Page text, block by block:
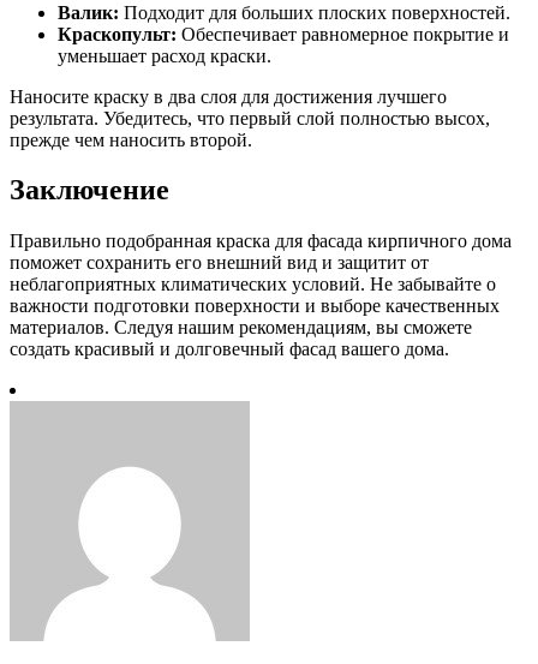
Валик: Подходит для больших плоских поверхностей.
Краскопульт: Обеспечивает равномерное покрытие и
уменьшает расход краски.
Наносите краску в два слоя для достижения лучшего
результата. Убедитесь, что первый слой полностью высох,
прежде чем наносить второй.
Заключение
Правильно подобранная краска для фасада кирпичного дома
поможет сохранить его внешний вид и защитит от
неблагоприятных климатических условий. Не забывайте о
важности подготовки поверхности и выборе качественных
материалов. Следуя нашим рекомендациям, вы сможете
создать красивый и долговечный фасад вашего дома.